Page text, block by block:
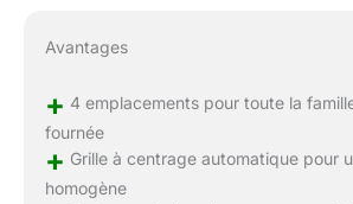
Avantages
+ 4 emplacements pour toute la
fournée
+ Grille à centrage automatique pour
homogène